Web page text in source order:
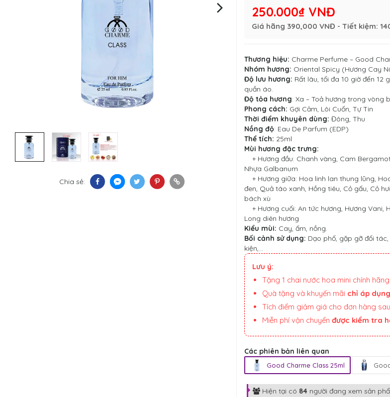
Chia sẻ:
250.000₫ VNĐ
Giá hãng 390,000 VNĐ - Tiết kiệm:
Thương hiệu: Charme Perfume– Good
Nhóm hương: Oriental Spicy (Hương Cay
Độ lưu hương: Rất lâu, tối đa 10 giờ đến 12
quần áo.
Độ tỏa hương: Xa – Toả hương trong vòng
Phong cách: Gợi Cảm, Lôi Cuốn, Tự Tin
Thời điểm khuyên dùng: Đông, Thu
Nồng độ: Eau De Parfum (EDP)
Thể tích: 25ml
Mùi hương đặc trưng:
+ Hương đầu: Chanh vàng, Cam
Nhựa Galbanum
+ Hương giữa: Hoa linh lan thung lũng,
đen, Quả táo xanh, Hồng tiêu, Cỏ gấu, Cỏ
bách xù
+ Hương cuối: An tức hương, Hương Vani,
Long diên hương
Kiểu mùi: Cay, ấm, nồng.
Bối cảnh sử dụng: Dạo phố, gặp gỡ đối
kiện,...
Lưu ý:
Tặng 1 chai nước hoa mini chính
Quà tặng và khuyến mãi chỉ áp
Tích điểm giảm giá cho đơn hàng sau
Miễn phí vận chuyển được kiểm tra
Các phiên bản liên quan
Good Charme Class 25ml
Hiện tại có 84người đang xem sản